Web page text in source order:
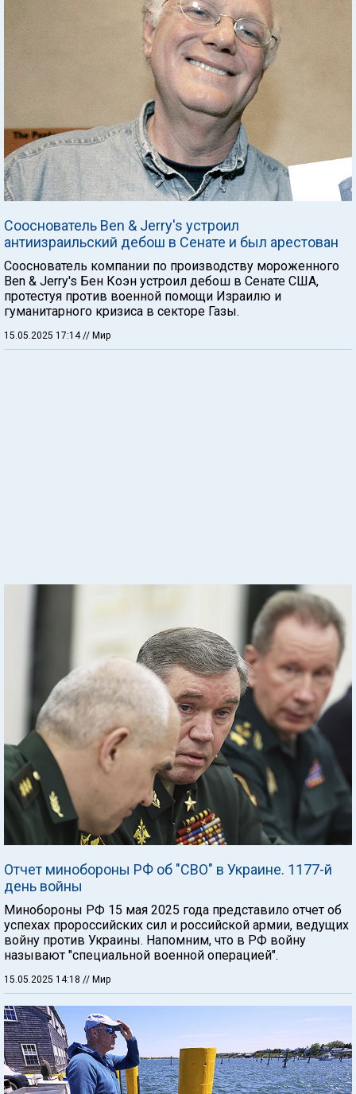
Сооснователь Ben & Jerry's устроил
антиизраильский дебош в Сенате и был арестован
Сооснователь компании по производству мороженного
Ben & Jerry's Бен Коэн устроил дебош в Сенате США,
протестуя против военной помощи Израилю и
гуманитарного кризиса в секторе Газы.
15.05.2025 17:14 // Мир
Отчет минобороны РФ об "СВО" в Украине. 1177-й
день войны
Минобороны РФ 15 мая 2025 года представило отчет об
успехах пророссийских сил и российской армии, ведущих
войну против Украины. Напомним, что в РФ войну
называют "специальной военной операцией".
15.05.2025 14:18 // Мир